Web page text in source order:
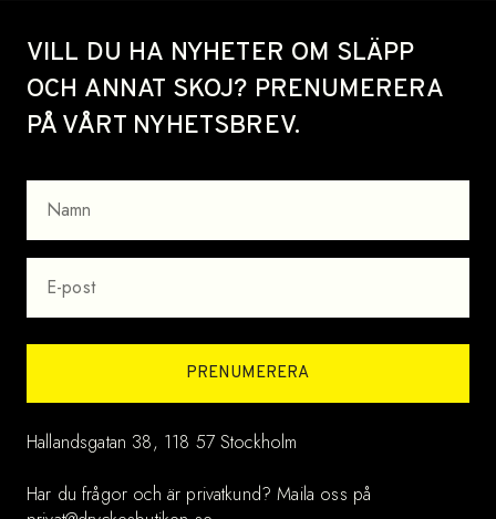
Site footer
VILL DU HA NYHETER OM SLÄPP
OCH ANNAT SKOJ? PRENUMERERA
PÅ VÅRT NYHETSBREV.
PRENUMERERA
Hallandsgatan 38, 118 57 Stockholm
Har du frågor och är privatkund? Maila oss på